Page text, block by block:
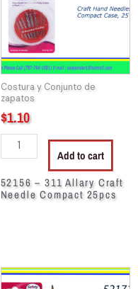
Costura y Conjunto de
zapatos
$1.10
Craft
Needle
Compact
25pcs
quantity
Add to cart
52156 – 311 Allary Craft
Needle Compact 25pcs
52171
-